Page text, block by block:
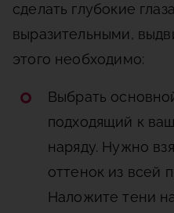
сделать глубокие
выразительными,
этого необходимо:
Выбрать
подходящий к
наряду. Нужно
оттенок из всей
Наложите тени